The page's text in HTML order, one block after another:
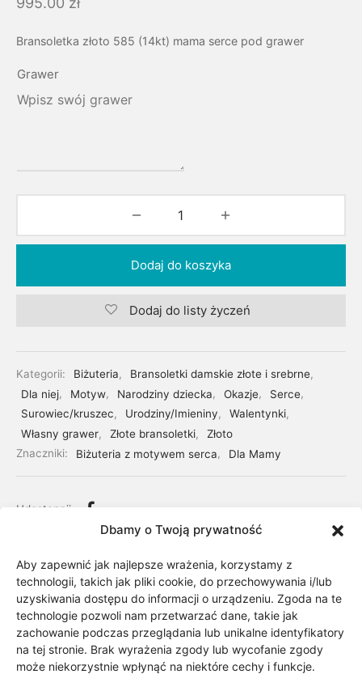
Dbamy o Twoją prywatność
Aby zapewnić jak najlepsze wrażenia, korzystamy z
technologii, takich jak pliki cookie, do przechowywania i/lub
uzyskiwania dostępu do informacji o urządzeniu. Zgoda na te
technologie pozwoli nam przetwarzać dane, takie jak
zachowanie podczas przeglądania lub unikalne identyfikatory
na tej stronie. Brak wyrażenia zgody lub wycofanie zgody
może niekorzystnie wpłynąć na niektóre cechy i funkcje.
Bransoletka złoto 585 (14kt) mama serce pod grawer
Grawer
Dodaj do koszyka
Dodaj do listy życzeń
Kategorii: Biżuteria, Bransoletki damskie złote i srebrne,
Dla niej, Motyw, Narodziny dziecka, Okazje, Serce,
Surowiec/kruszec, Urodziny/Imieniny, Walentynki,
Własny grawer, Złote bransoletki,
Złoto
Znaczniki:
Biżuteria z motywem serca, Dla Mamy
Udostępnij